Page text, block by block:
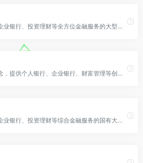
提供个人银行、企业银行、投资理财等全方位金融服务的大型国有银行
以因您而变为理念，提供个人银行、企业银行、财富管理等创新金融服务
提供个人银行、企业银行、投资理财等综合金融服务的国有大型银行